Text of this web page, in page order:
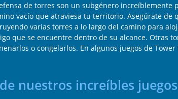
de torres son un subgénero
vacío que atraviesa tu territorio. Asegúrate
varias torres a lo largo del camino para
que se encuentre dentro de su alcance. Otras
o congelarlos. En algunos juegos de
nuestros increíbles